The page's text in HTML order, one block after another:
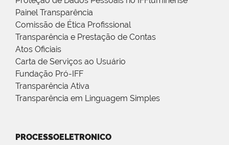
Painel Transparência
Comissão de Ética Profissional
Transparência e Prestação de Contas
Atos Oficiais
Carta de Serviços ao Usuário
Fundação Pró-IFF
Transparência Ativa
Transparência em Linguagem Simples
PROCESSOELETRONICO